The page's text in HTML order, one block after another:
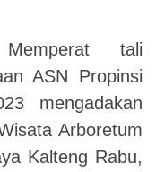
tali
ASN Propinsi
mengadakan
Arboretum
Kalteng Rabu,